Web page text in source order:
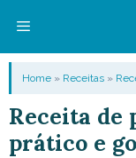
conteúdo
Menu
Home » Receitas »
Receita de
prático e